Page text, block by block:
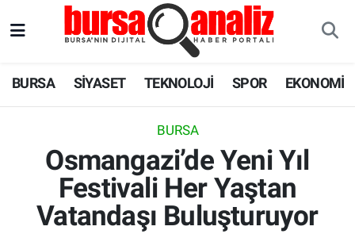
BURSA SİYASET TEKNOLOJİ SPOR EKONOMİ
BURSA
Osmangazi’de Yeni Yıl
Festivali Her Yaştan
Vatandaşı Buluşturuyor
SPOR
EKONOMİ
Süper Lig Puan Durumu ve Fikstür
Tüm Manşetler